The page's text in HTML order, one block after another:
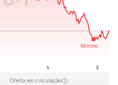
Oferta em circulação